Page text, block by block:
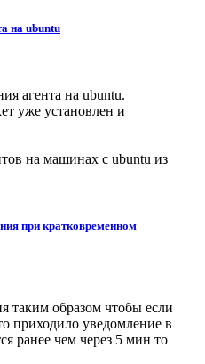
на ubuntu
агента на ubuntu.
уже установлен и
на машинах с ubuntu из
при кратковременном
таким образом чтобы если
приходило уведомление в
ранее чем через 5 мин то